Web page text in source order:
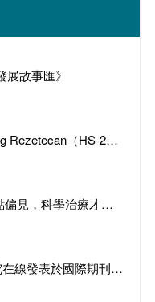
故事匯》
翰森製藥 | B7-H3 ADC Risvutatug Rezetecan（HS-20093）骨肉瘤III期臨床ARTEMIS-011達到IRC-PFS主要終點
世界肝炎日 | 多一點看見，少一點偏見，科學治療才是打敗乙肝的最強答案
翰森製藥 | 阿美樂® ACTIVE 研究在線發表於國際期刊 JTO